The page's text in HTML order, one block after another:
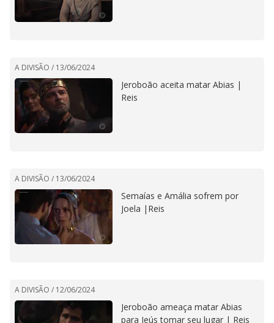
A DIVISÃO / 13/06/2024
Jeroboão aceita matar Abias |
Reis
A DIVISÃO / 13/06/2024
Semaías e Amália sofrem por
Joela |Reis
A DIVISÃO / 12/06/2024
Jeroboão ameaça matar Abias
para Jeús tomar seu lugar | Reis